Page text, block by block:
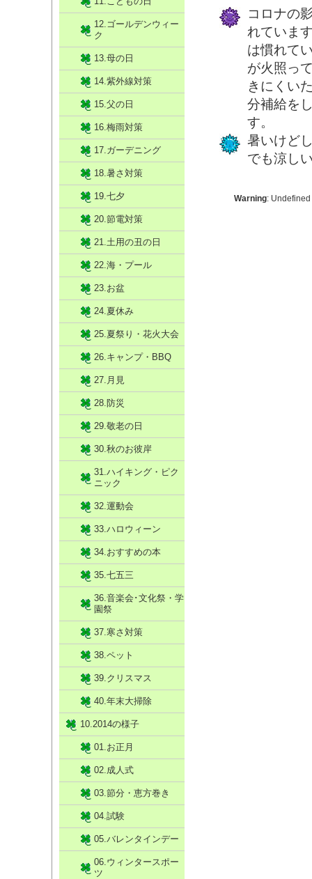
コロナの
れていま
は慣れて
が火照っ
きにくい
分補給を
す。
暑いけど
でも涼し
Warning:
12.ゴールデンウィー
ク
13.母の日
14.紫外線対策
15.父の日
16.梅雨対策
17.ガーデニング
18.暑さ対策
19.七夕
20.節電対策
21.土用の丑の日
22.海・プール
23.お盆
24.夏休み
25.夏祭り・花火大会
26.キャンプ・BBQ
27.月見
28.防災
29.敬老の日
30.秋のお彼岸
31.ハイキング・ピク
ニック
32.運動会
33.ハロウィーン
34.おすすめの本
35.七五三
36.音楽会･文化祭・学
園祭
37.寒さ対策
38.ペット
39.クリスマス
40.年末大掃除
10.2014の様子
01.お正月
02.成人式
03.節分・恵方巻き
04.試験
05.バレンタインデー
06.ウィンタースポー
ツ